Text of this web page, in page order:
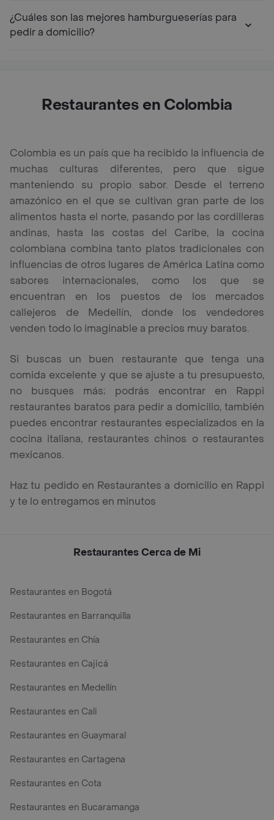
¿Cuáles son las mejores hamburgueserías para
pedir a domicilio?
Restaurantes en Colombia
Colombia es un país que ha recibido la influencia de
muchas culturas diferentes, pero que sigue
manteniendo su propio sabor. Desde el terreno
amazónico en el que se cultivan gran parte de los
alimentos hasta el norte, pasando por las cordilleras
andinas, hasta las costas del Caribe, la cocina
colombiana combina tanto platos tradicionales con
influencias de otros lugares de América Latina como
sabores internacionales, como los que se
encuentran en los puestos de los mercados
callejeros de Medellín, donde los vendedores
venden todo lo imaginable a precios muy baratos.
Si buscas un buen restaurante que tenga una
comida excelente y que se ajuste a tu presupuesto,
no busques más; podrás encontrar en Rappi
restaurantes baratos para pedir a domicilio, también
puedes encontrar restaurantes especializados en la
cocina italiana, restaurantes chinos o restaurantes
mexicanos.
Haz tu pedido en Restaurantes a domicilio en Rappi
y te lo entregamos en minutos
Restaurantes Cerca de Mi
Restaurantes en Bogotá
Restaurantes en Barranquilla
Restaurantes en Chía
Restaurantes en Cajicá
Restaurantes en Medellín
Restaurantes en Cali
Restaurantes en Guaymaral
Restaurantes en Cartagena
Restaurantes en Cota
Restaurantes en Bucaramanga